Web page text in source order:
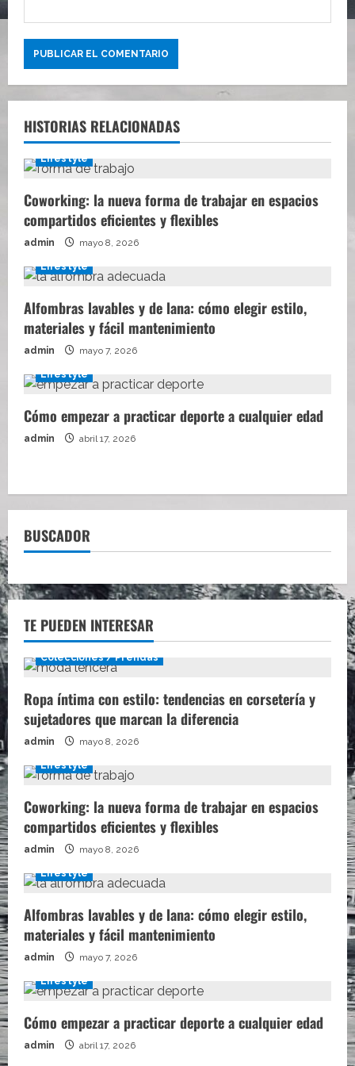
HISTORIAS RELACIONADAS
Lifestyle
Coworking: la nueva forma de trabajar en espacios
compartidos eficientes y flexibles
admin mayo 8, 2026
Lifestyle
Alfombras lavables y de lana: cómo elegir estilo,
materiales y fácil mantenimiento
admin mayo 7, 2026
Lifestyle
Cómo empezar a practicar deporte a cualquier edad
admin abril 17, 2026
BUSCADOR
TE PUEDEN INTERESAR
Colecciones / Prendas
Ropa íntima con estilo: tendencias en corsetería y
sujetadores que marcan la diferencia
admin mayo 8, 2026
Lifestyle
Coworking: la nueva forma de trabajar en espacios
compartidos eficientes y flexibles
admin mayo 8, 2026
Lifestyle
Alfombras lavables y de lana: cómo elegir estilo,
materiales y fácil mantenimiento
admin mayo 7, 2026
Lifestyle
Cómo empezar a practicar deporte a cualquier edad
admin abril 17, 2026